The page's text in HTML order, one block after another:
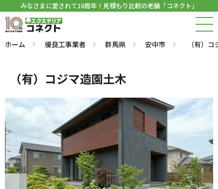
みなさまに愛されて10周年！見積もり比較の老舗「コネクト」
ホーム 優良工事業者 群馬県 安中市 （有）
（有）コジマ造園土木